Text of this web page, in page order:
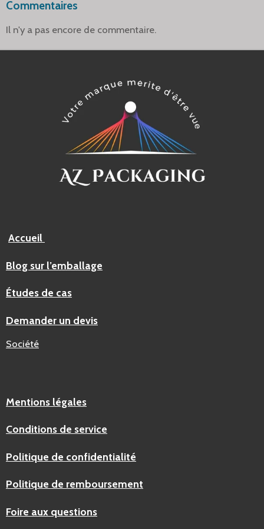
Commentaires
Il n'y a pas encore de commentaire.
Accueil
Blog sur l’emballage
Études de cas
Demander un devis
Société
Mentions légales
Conditions de service
Politique de confidentialité
Politique de remboursement
Foire aux questions